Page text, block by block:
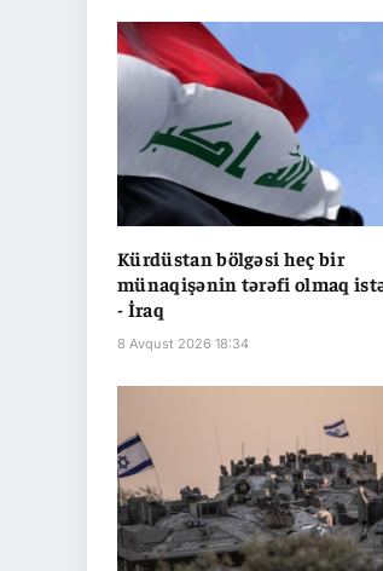
Kürdüstan bölgəsi heç bir
münaqişənin tərəfi olmaq
- İraq
8 Avqust 2026 18:34